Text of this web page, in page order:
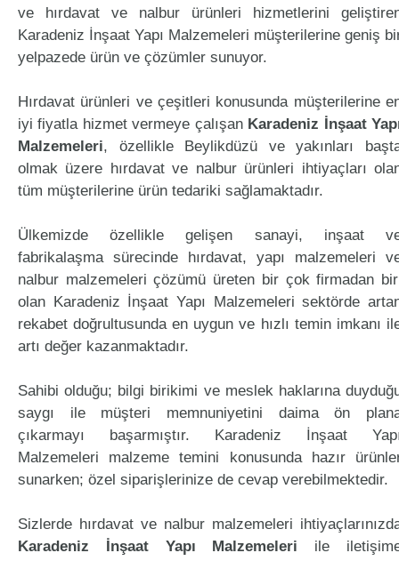
ve hırdavat ve nalbur ürünleri hizmetlerini
Karadeniz İnşaat Yapı Malzemeleri müşterilerine geniş
yelpazede ürün ve çözümler sunuyor.
Hırdavat ürünleri ve çeşitleri konusunda müşterilerine
iyi fiyatla hizmet vermeye çalışan Karadeniz İnşaat
Malzemeleri, özellikle Beylikdüzü ve yakınları
olmak üzere hırdavat ve nalbur ürünleri ihtiyaçları
tüm müşterilerine ürün tedariki sağlamaktadır.
Ülkemizde özellikle gelişen sanayi, inşaat
fabrikalaşma sürecinde hırdavat, yapı malzemeleri
nalbur malzemeleri çözümü üreten bir çok firmadan
olan Karadeniz İnşaat Yapı Malzemeleri sektörde
rekabet doğrultusunda en uygun ve hızlı temin imkanı
artı değer kazanmaktadır.
Sahibi olduğu; bilgi birikimi ve meslek haklarına
saygı ile müşteri memnuniyetini daima ön
çıkarmayı başarmıştır. Karadeniz İnşaat
Malzemeleri malzeme temini konusunda hazır
sunarken; özel siparişlerinize de cevap verebilmektedir.
Sizlerde hırdavat ve nalbur malzemeleri
Karadeniz İnşaat Yapı Malzemeleri ile